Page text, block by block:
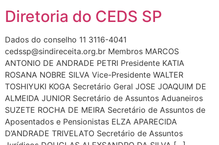
Diretoria do CEDS SP
Dados do conselho 11 3116-4041
cedssp@sindireceita.org.br Membros MARCOS
ANTONIO DE ANDRADE PETRI Presidente KATIA
ROSANA NOBRE SILVA Vice-Presidente WALTER
TOSHIYUKI KOGA Secretário Geral JOSE JOAQUIM DE
ALMEIDA JUNIOR Secretário de Assuntos Aduaneiros
SUZETE ROCHA DE MEIRA Secretário de Assuntos de
Aposentados e Pensionistas ELZA APARECIDA
D’ANDRADE TRIVELATO Secretário de Assuntos